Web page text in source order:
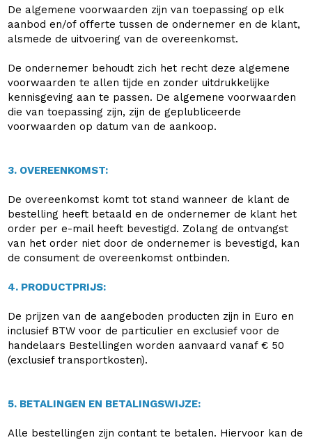
De algemene voorwaarden zijn van toepassing op elk
aanbod en/of offerte tussen de ondernemer en de klant,
alsmede de uitvoering van de overeenkomst.
De ondernemer behoudt zich het recht deze algemene
voorwaarden te allen tijde en zonder uitdrukkelijke
kennisgeving aan te passen. De algemene voorwaarden
die van toepassing zijn, zijn de geplubliceerde
voorwaarden op datum van de aankoop.
3. OVEREENKOMST:
De overeenkomst komt tot stand wanneer de klant de
bestelling heeft betaald en de ondernemer de klant het
order per e-mail heeft bevestigd. Zolang de ontvangst
van het order niet door de ondernemer is bevestigd, kan
de consument de overeenkomst ontbinden.
4. PRODUCTPRIJS:
De prijzen van de aangeboden producten zijn in Euro en
inclusief BTW voor de particulier en exclusief voor de
handelaars Bestellingen worden aanvaard vanaf € 50
(exclusief transportkosten).
5. BETALINGEN EN BETALINGSWIJZE:
Alle bestellingen zijn contant te betalen. Hiervoor kan de